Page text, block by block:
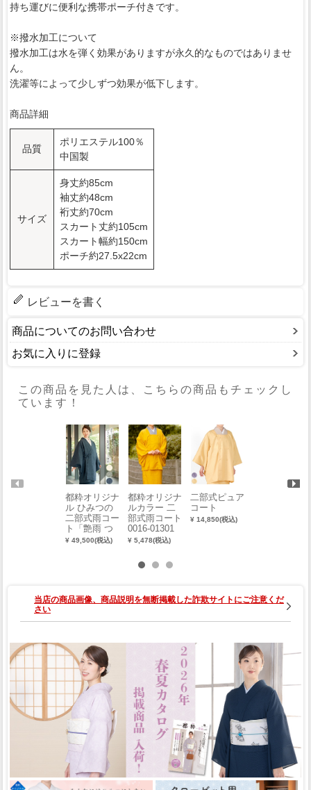
持ち運びに便利な携帯ポーチ付きです。
※撥水加工について
撥水加工は水を弾く効果がありますが永久的なものではありませ
ん。
洗濯等によって少しずつ効果が低下します。
商品詳細
品質
ポリエステル100％
中国製
サイズ
身丈約85cm
袖丈約48cm
裄丈約70cm
スカート丈約105cm
スカート幅約150cm
ポーチ約27.5x22cm
レビューを書く
商品についてのお問い合わせ
お気に入りに登録
この商品を見た人は、こちらの商品もチェックし
ています！
都粋オリジナ
ル ひみつの
二部式雨コー
ト「艶雨 つ
やめ」
¥ 49,500(税込)
都粋オリジナ
ルカラー 二
部式雨コート
0016-01301
¥ 5,478(税込)
二部式ピュア
コート
¥ 14,850(税込)
当店の商品画像、商品説明を無断掲載した詐欺サイトにご注意くだ
さい